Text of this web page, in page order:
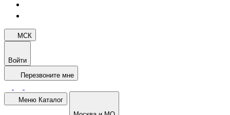
МСК
Войти
Перезвоните мне
Меню Каталог